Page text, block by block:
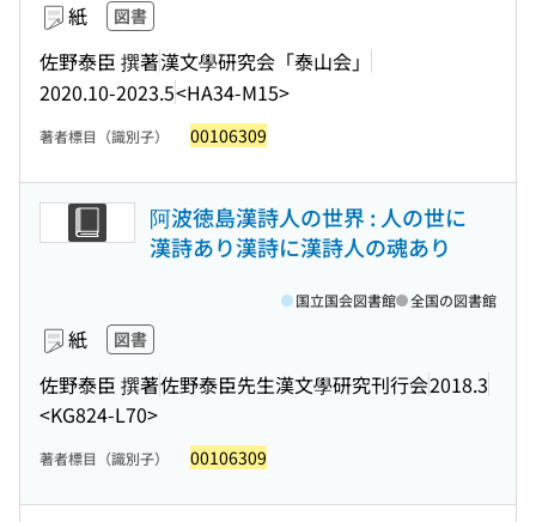
紙 図書
佐野泰臣 撰著漢文學研究会「泰山会」
2020.10-2023.5<HA34-M15>
著者標目（識別子） 00106309
阿波徳島漢詩人の世界 : 人の世に
漢詩あり漢詩に漢詩人の魂あり
紙 図書
佐野泰臣 撰著佐野泰臣先生漢文學研究刊行会2018.3
<KG824-L70>
国立国会図書館 全国の図書館
著者標目（識別子） 00106309